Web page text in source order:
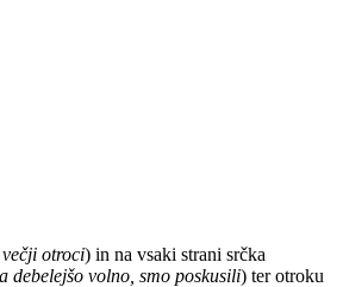
otroci) in na vsaki strani srčka
debelejšo volno, smo poskusili) ter otroku